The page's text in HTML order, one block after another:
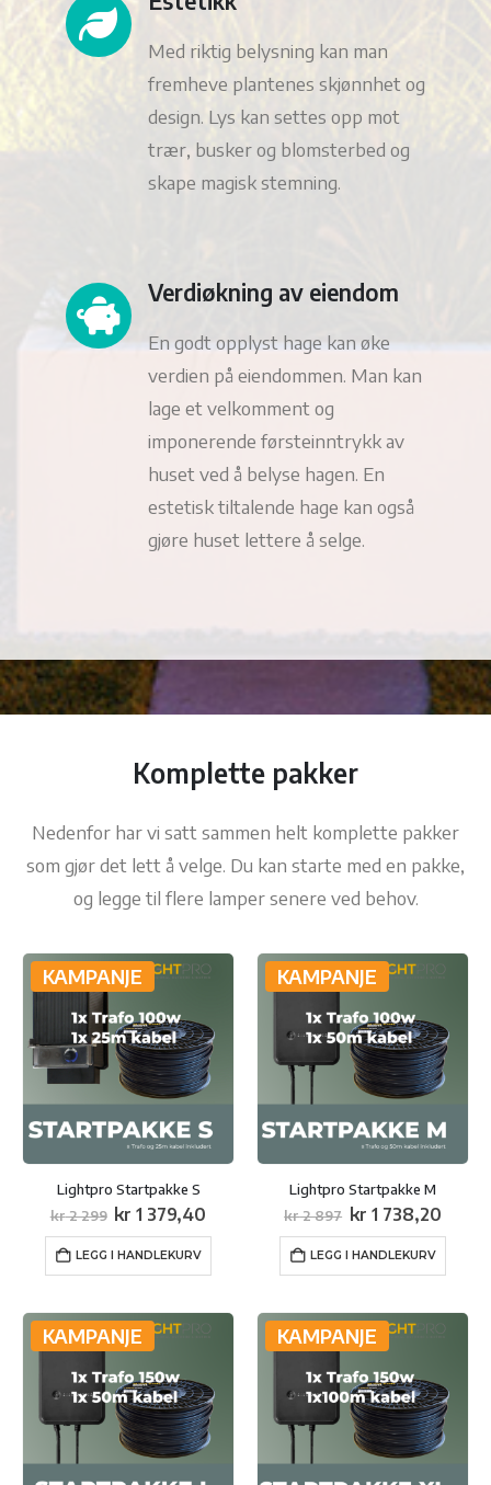
Med riktig belysning kan man
fremheve plantenes skjønnhet og
design. Lys kan settes opp mot
trær, busker og blomsterbed og
skape magisk stemning.
Verdiøkning av eiendom
En godt opplyst hage kan øke
verdien på eiendommen. Man kan
lage et velkomment og
imponerende førsteinntrykk av
huset ved å belyse hagen. En
estetisk tiltalende hage kan også
gjøre huset lettere å selge.
Komplette pakker
Nedenfor har vi satt sammen helt komplette pakker
som gjør det lett å velge. Du kan starte med en pakke,
og legge til flere lamper senere ved behov.
KAMPANJE
Lightpro Startpakke S
kr2 299 Opprinnelig
var:
kr 2
299.
kr 1 379,40 Nåværende
379,40.
LEGG I HANDLEKURV
KAMPANJE
Lightpro Startpakke M
kr2 897 Opprinnelig
var:
kr 2
897.
kr 1 738,20
LEGG I HANDLEKURV
KAMPANJE KAMPANJE